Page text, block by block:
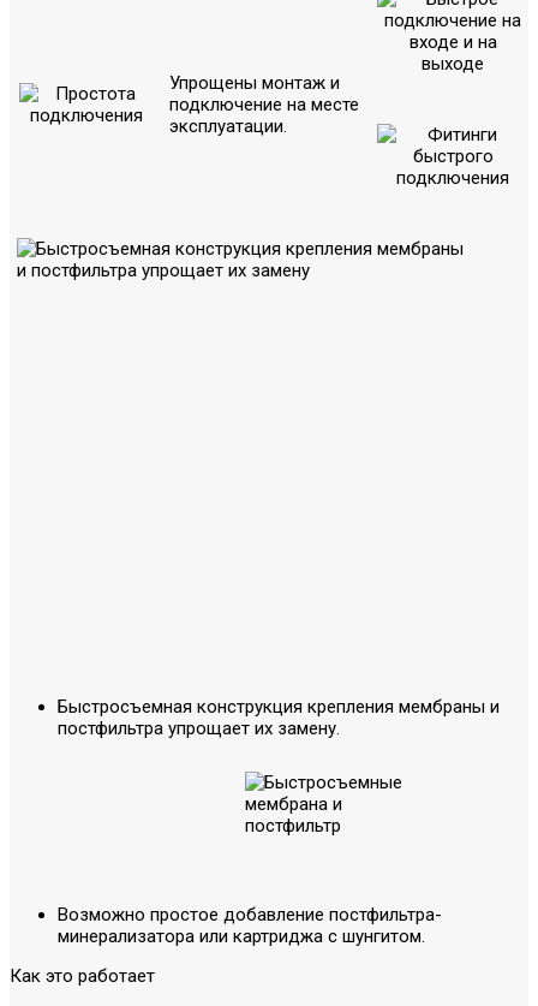
Упрощены монтаж и
подключение на месте
эксплуатации.
Быстросъемная конструкция крепления мембраны и
постфильтра упрощает их замену.
Возможно простое добавление постфильтра-
минерализатора или картриджа с шунгитом.
Как это работает